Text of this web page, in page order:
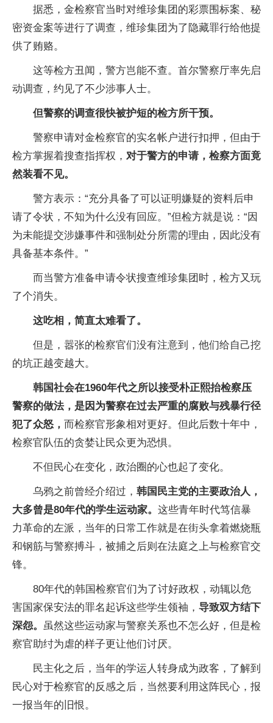
据悉，金检察官当时对维珍集团的彩票围标案、秘
密资金案等进行了调查，维珍集团为了隐藏罪行给他提
供了贿赂。
这等检方丑闻，警方岂能不查。首尔警察厅率先启
动调查，约见了不少涉事人士。
但警察的调查很快被护短的检方所干预。
警察申请对金检察官的实名帐户进行扣押，但由于
检方掌握着搜查指挥权， 对于警方的申请，检察方面竟
然装看不见。
警方表示：“充分具备了可以证明嫌疑的资料后申
请了令状，不知为什么没有回应。”但检方就是说：“因
为未能提交涉嫌事件和强制处分所需的理由，因此没有
具备基本条件。”
而当警方准备申请令状搜查维珍集团时，检方又玩
了个消失。
这吃相，简直太难看了。
但是，嚣张的检察官们没有注意到，他们给自己挖
的坑正越变越大。
韩国社会在1960年代之所以接受朴正熙抬检察压
警察的做法，是因为警察在过去严重的腐败与残暴行径
犯了众怒， 而检察官形象相对更好。但此后数十年中，
检察官队伍的贪婪让民众更为恐惧。
不但民心在变化，政治圈的心也起了变化。
乌鸦之前曾经介绍过， 韩国民主党的主要政治人，
大多曾是80年代的学生运动家。 这些青年时代笃信暴
力革命的左派，当年的日常工作就是在街头拿着燃烧瓶
和钢筋与警察搏斗，被捕之后则在法庭之上与检察官交
锋。
80年代的韩国检察官们为了讨好政权，动辄以危
害国家保安法的罪名起诉这些学生领袖， 导致双方结下
深怨。 虽然这些运动家与警察关系也不怎么好，但是检
察官助纣为虐的样子更让他们讨厌。
民主化之后，当年的学运人转身成为政客，了解到
民心对于检察官的反感之后，当然要利用这阵民心，报
一报当年的旧恨。